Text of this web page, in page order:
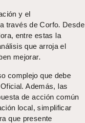
y el
través de Corfo. Desde
entre estas la
que arroja el
mejorar.
complejo que debe
Además, las
de acción común
local, simplificar
que presente